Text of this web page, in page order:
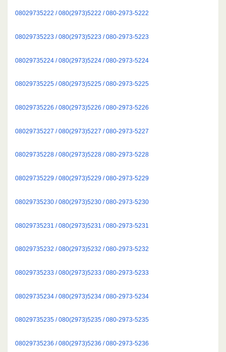
08029735222 / 080(2973)5222 / 080-2973-5222
08029735223 / 080(2973)5223 / 080-2973-5223
08029735224 / 080(2973)5224 / 080-2973-5224
08029735225 / 080(2973)5225 / 080-2973-5225
08029735226 / 080(2973)5226 / 080-2973-5226
08029735227 / 080(2973)5227 / 080-2973-5227
08029735228 / 080(2973)5228 / 080-2973-5228
08029735229 / 080(2973)5229 / 080-2973-5229
08029735230 / 080(2973)5230 / 080-2973-5230
08029735231 / 080(2973)5231 / 080-2973-5231
08029735232 / 080(2973)5232 / 080-2973-5232
08029735233 / 080(2973)5233 / 080-2973-5233
08029735234 / 080(2973)5234 / 080-2973-5234
08029735235 / 080(2973)5235 / 080-2973-5235
08029735236 / 080(2973)5236 / 080-2973-5236